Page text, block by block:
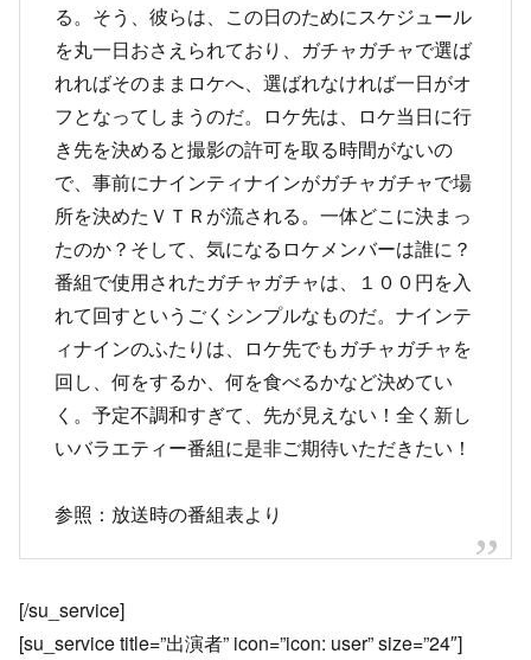
る。そう、彼らは、この日のためにスケジュール
を丸一日おさえられており、ガチャガチャで選ば
れればそのままロケへ、選ばれなければ一日がオ
フとなってしまうのだ。ロケ先は、ロケ当日に行
き先を決めると撮影の許可を取る時間がないの
で、事前にナインティナインがガチャガチャで場
所を決めたＶＴＲが流される。一体どこに決まっ
たのか？そして、気になるロケメンバーは誰に？
番組で使用されたガチャガチャは、１００円を入
れて回すというごくシンプルなものだ。ナインテ
ィナインのふたりは、ロケ先でもガチャガチャを
回し、何をするか、何を食べるかなど決めてい
く。予定不調和すぎて、先が見えない！全く新し
いバラエティー番組に是非ご期待いただきたい！
参照：放送時の番組表より
[/su_service]
[su_service title=”出演者” icon=”icon: user” size=”24″]